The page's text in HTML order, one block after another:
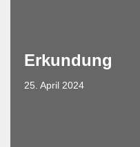
Erkundung
25. April 2024